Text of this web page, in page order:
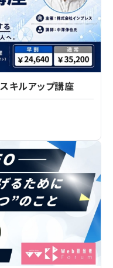
キルアップ講座